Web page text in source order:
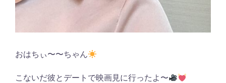
おはちぃ〜〜ちゃん
こないだ彼とデートで映画見に行ったよ〜